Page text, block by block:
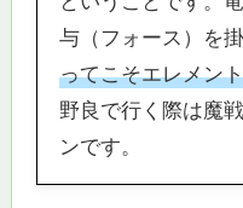
与（フォース）を
ってこそエレメン
野良で行く際は魔
ンです。